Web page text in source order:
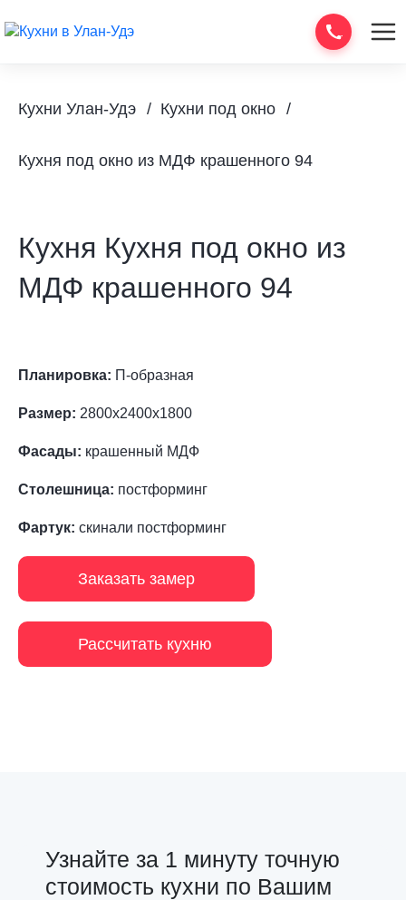
Кухни Улан-Удэ Кухни под окно
Кухня под окно из МДФ крашенного 94
Кухня Кухня под окно из
МДФ крашенного 94
Планировка: П-образная
Размер: 2800х2400х1800
Фасады: крашенный МДФ
Столешница: постформинг
Фартук: скинали постформинг
Заказать замер
Рассчитать кухню
Узнайте за 1 минуту точную
стоимость кухни по Вашим